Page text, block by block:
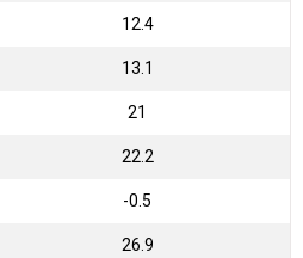
12.4
13.1
21
22.2
-0.5
26.9